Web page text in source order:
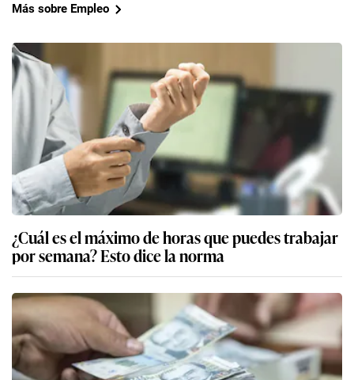
Más sobre Empleo
¿Cuál es el máximo de horas que puedes trabajar
por semana? Esto dice la norma